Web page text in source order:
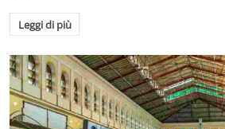
Leggi di più